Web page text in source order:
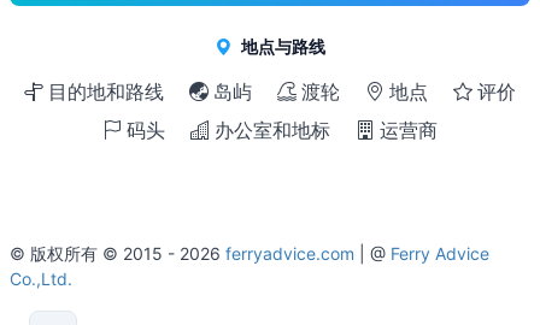
地点与路线
目的地和路线 岛屿 渡轮 地点
评价
码头
办公室和地标 运营商
© 版权所有 © 2015 - 2026 ferryadvice.com | @ Ferry Advice
Co.,Ltd.